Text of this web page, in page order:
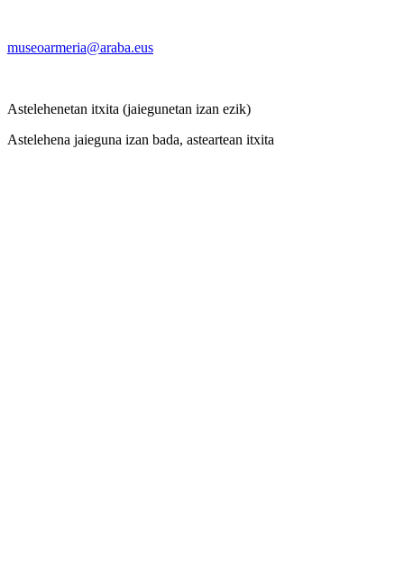
museoarmeria@araba.eus
Astelehenetan itxita (jaiegunetan izan ezik)
Astelehena jaieguna izan bada, asteartean itxita